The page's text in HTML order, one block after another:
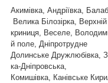
Акимівка, Андріївка,
Велика Білозірка,
криниця, Веселе,
й поле, Дніпротрудне
Долинське Дружлюбівка,
ка-Дніпровська,
Комишівка, Канівське